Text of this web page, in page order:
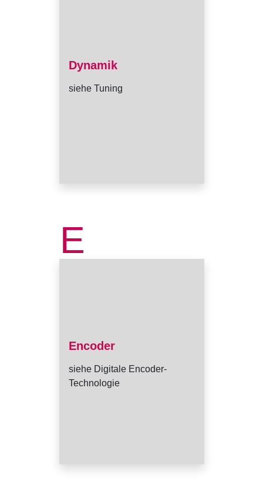
Dynamik
siehe Tuning
E
Encoder
siehe Digitale Encoder-
Technologie